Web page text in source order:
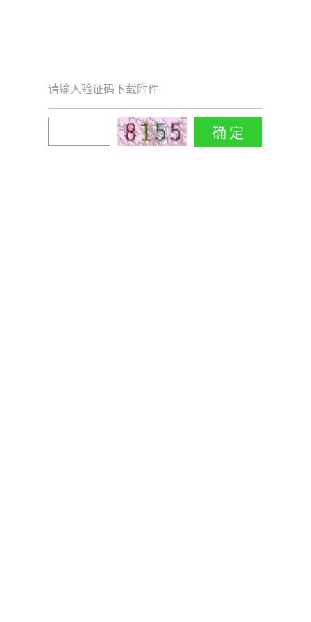
请输入验证码下载附件